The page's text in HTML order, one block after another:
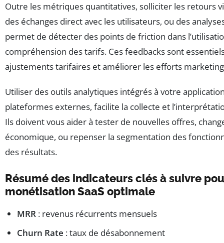
Outre les métriques quantitatives, solliciter les retours
des échanges direct avec les utilisateurs, ou des
permet de détecter des points de friction dans
compréhension des tarifs. Ces feedbacks sont
ajustements tarifaires et améliorer les efforts
Utiliser des outils analytiques intégrés à votre
plateformes externes, facilite la collecte et
Ils doivent vous aider à tester de nouvelles offres,
économique, ou repenser la segmentation des
des résultats.
Résumé des indicateurs clés à suivre
monétisation SaaS optimale
MRR : revenus récurrents mensuels
Churn Rate : taux de désabonnement